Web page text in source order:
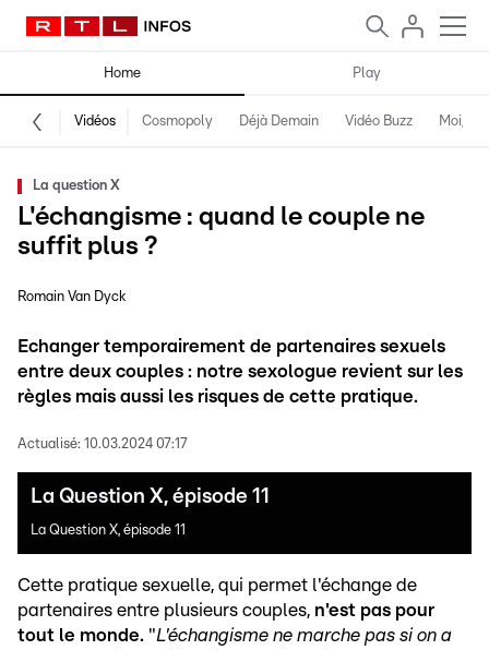
Home Play
Vidéos Cosmopoly Déjà Demain Vidéo Buzz Moi,
La question X
L'échangisme : quand le couple ne
suffit plus ?
Romain Van Dyck
Echanger temporairement de partenaires sexuels
entre deux couples : notre sexologue revient sur les
règles mais aussi les risques de cette pratique.
Actualisé: 10.03.2024 07:17
La Question X, épisode 11
La Question X, épisode 11
Cette pratique sexuelle, qui permet l'échange de
partenaires entre plusieurs couples, n'est pas pour
tout le monde. "L'échangisme ne marche pas si on a